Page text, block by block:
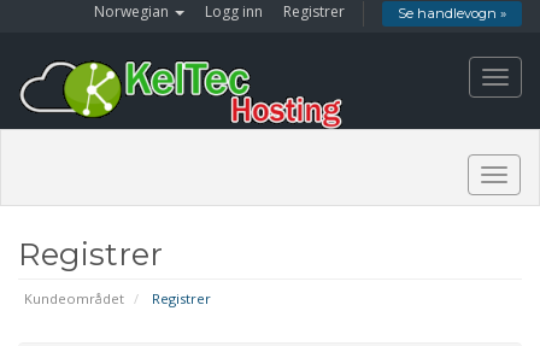
Norwegian Logg inn Registrer Se handlevogn »
Registrer
Kundeområdet Registrer